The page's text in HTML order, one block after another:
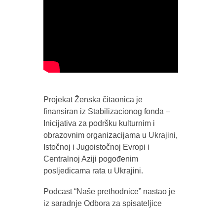
Projekat Ženska čitaonica je
finansiran iz Stabilizacionog fonda –
Inicijativa za podršku kulturnim i
obrazovnim organizacijama u Ukrajini,
Istočnoj i Jugoistočnoj Evropi i
Centralnoj Aziji pogođenim
posljedicama rata u Ukrajini.
Podcast “Naše prethodnice” nastao je
iz saradnje Odbora za spisateljice